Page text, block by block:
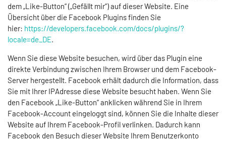
dem „Like-Button“ („Gefällt mir“) auf dieser Website. Eine
Übersicht über die Facebook Plugins finden Sie
hier: https://developers.facebook.com/docs/plugins/?
locale=de_DE
Wenn Sie diese Website besuchen, wird über das Plugin eine
direkte Verbindung zwischen Ihrem Browser und dem Facebook-
Server hergestellt. Facebook erhält dadurch die Information, dass
Sie mit Ihrer IPAdresse diese Website besucht haben. Wenn Sie
den Facebook „Like-Button“ anklicken während Sie in Ihrem
Facebook-Account eingeloggt sind, können Sie die Inhalte dieser
Website auf Ihrem Facebook-Profil verlinken. Dadurch kann
Facebook den Besuch dieser Website Ihrem Benutzerkonto